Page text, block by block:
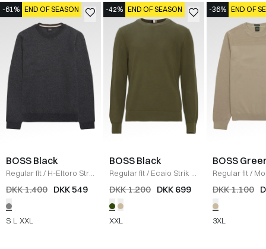
-61% END OF SEASON
BOSS Black
Regular fit/ H-Eltoro Strik
/KOKS
DKK 1.400 DKK 549
S L XXL
-42% END OF SEASON
BOSS Black
Regular fit/ Ecaio Strik
OLIVEN
DKK 1.200 DKK 699
XXL
-36% END OF
BOSS
Regular fit/
X Strik
SAND
DKK 1.100
3XL